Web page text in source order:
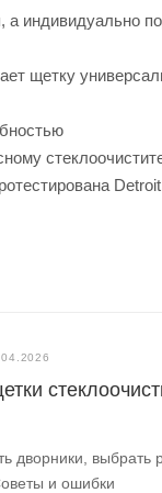
индивидуально
щетку
дворники, выбрать
и ошибки